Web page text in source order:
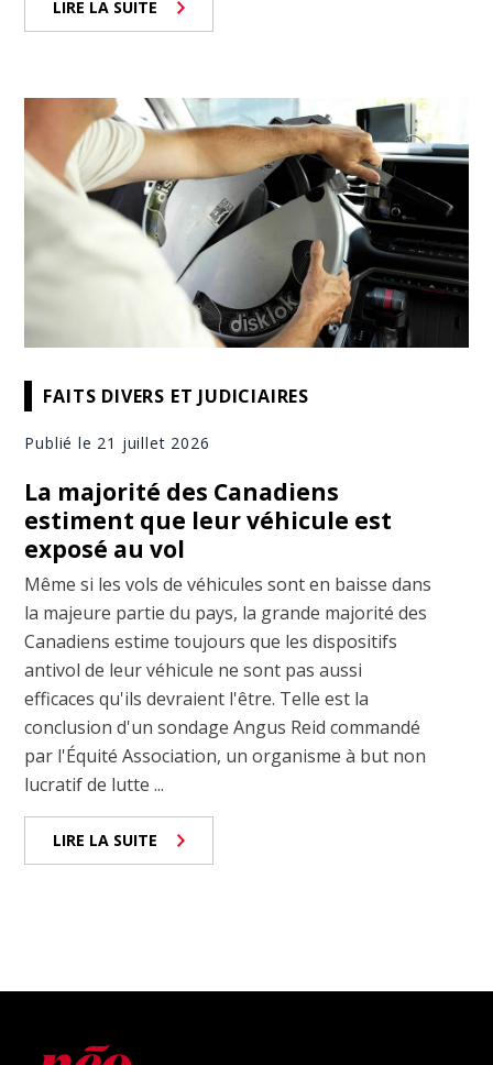
LIRE LA SUITE
FAITS DIVERS ET JUDICIAIRES
Publié le 21 juillet 2026
La majorité des Canadiens
estiment que leur véhicule est
exposé au vol
Même si les vols de véhicules sont en baisse dans
la majeure partie du pays, la grande majorité des
Canadiens estime toujours que les dispositifs
antivol de leur véhicule ne sont pas aussi
efficaces qu'ils devraient l'être. Telle est la
conclusion d'un sondage Angus Reid commandé
par l'Équité Association, un organisme à but non
lucratif de lutte ...
LIRE LA SUITE